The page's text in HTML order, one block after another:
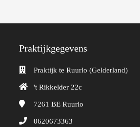
Praktijkgegevens
Praktijk te Ruurlo (Gelderland)
't Rikkelder 22c
7261 BE Ruurlo
0620673363